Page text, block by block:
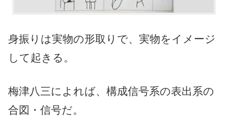
身振りは実物の形取りで、実物をイメージ
して起きる。
梅津八三によれば、構成信号系の表出系の
合図・信号だ。